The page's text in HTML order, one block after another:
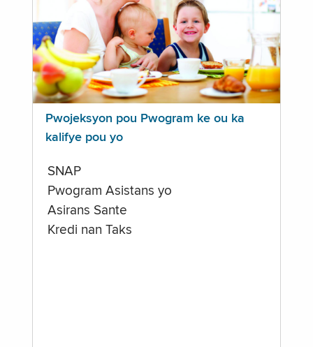
Pwojeksyon pou Pwogram ke ou ka
kalifye pou yo
SNAP
Pwogram Asistans yo
Asirans Sante
Kredi nan Taks